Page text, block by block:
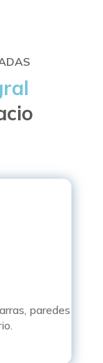
paredes